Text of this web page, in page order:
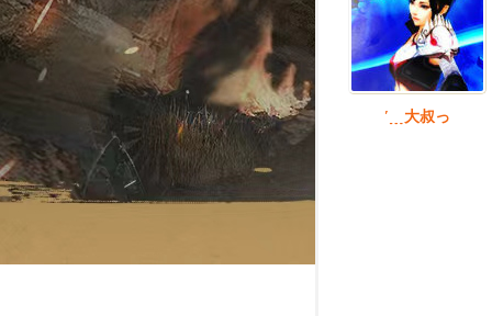
新
′﹍大叔っ